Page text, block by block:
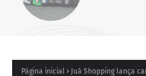
Página inicial
Juá Shopping lança